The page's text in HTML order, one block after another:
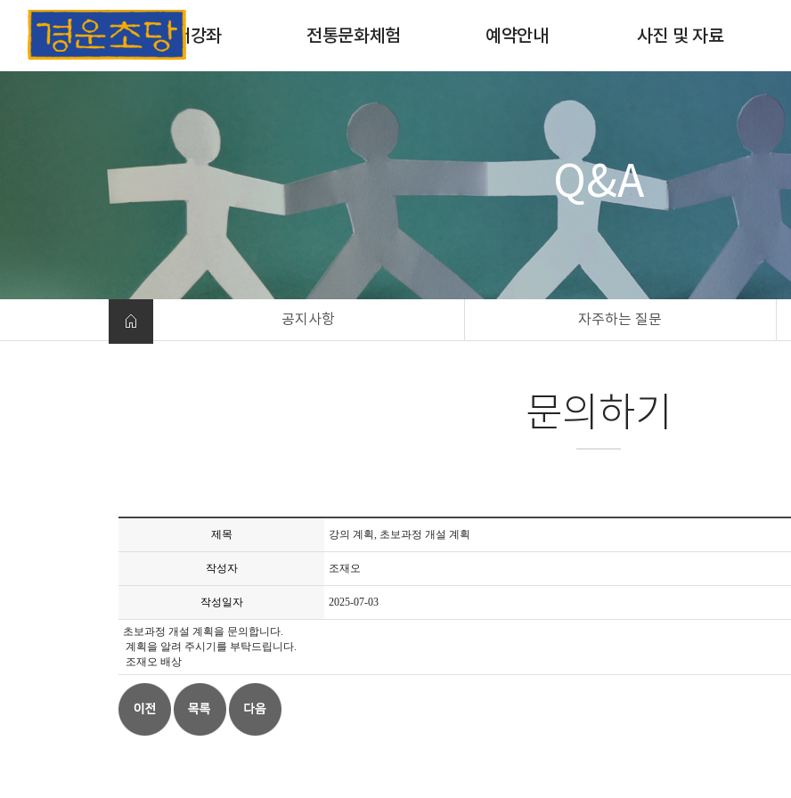
초서강좌
과정안내
전통문화체험
목판 및 목활자 인쇄
옛날책 만들기
개인맞춤형체험
예약안내
예약 및 예약확인
예약방법 & 비용안내
사진 및 자료
Q&A
공지사항 자주하는 질문
문의하기
제목 강의 계획, 초보과정 개설 계획
작성자 조재오
작성일자 2025-07-03
초보과정 개설 계획을 문의합니다.
계획을 알려 주시기를 부탁드립니다.
조재오 배상